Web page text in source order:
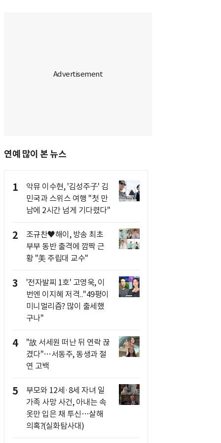
연예 많이 본 뉴스
1
악뮤 이수현, '김성주子' 김
민국과 스위스 여행 "첫 만
남에 2시간 넘게 기다렸다"
2
조규찬♥해이, 방송 최초
부부 동반 출격에 깜짝 근
황 "美 주립대 교수"
3
'전자발찌 1호' 고영욱, 이
번엔 이지혜 저격.."49평이
미니멀리즘? 많이 출세했
구나"
4
"故 서세원 떠난 뒤 연락 끊
겼다"…서동주, 동생과 절
연 고백
5
부모와 12세·8세 자녀 일
가족 사망 사건, 아내는 속
옷만 입은 채 투신…살해
의혹?(실화탐사대)